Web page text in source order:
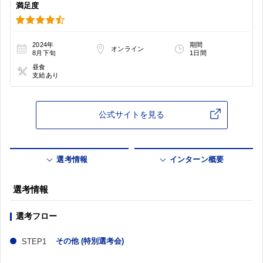
満足度
2024年
8月下旬
オンライン
期間
1日間
昼食
支給あり
公式サイトを見る
選考情報 インターン概要
選考情報
選考フロー
その他 (特別選考会)